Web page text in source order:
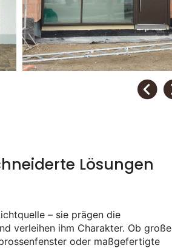
Lösungen
– sie prägen die
verleihen ihm Charakter. Ob große
oder maßgefertigte